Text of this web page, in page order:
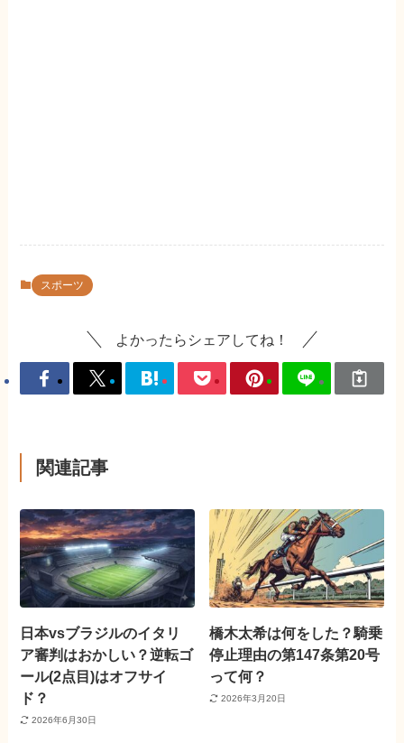
スポーツ
よかったらシェアしてね！
関連記事
日本vsブラジルのイタリ
ア審判はおかしい？逆転ゴ
ール(2点目)はオフサイ
ド？
2026年6月30日
橋木太希は何をした？騎乗
停止理由の第147条第20号
って何？
2026年3月20日